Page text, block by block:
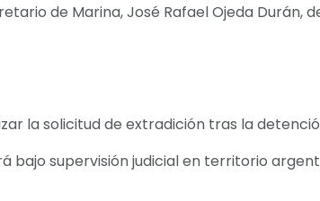
de Marina, José Rafael Ojeda Durán,
la solicitud de extradición tras la
bajo supervisión judicial en territorio